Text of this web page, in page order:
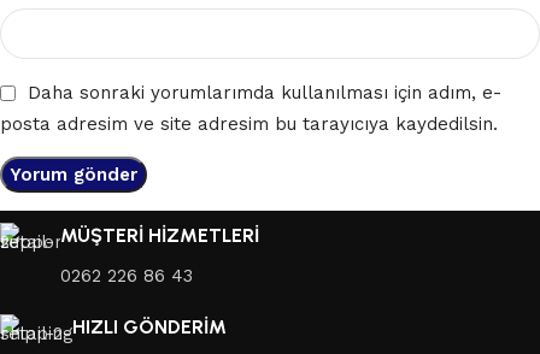
Daha sonraki yorumlarımda kullanılması için adım, e-
posta adresim ve site adresim bu tarayıcıya kaydedilsin.
MÜŞTERİ HİZMETLERİ
0262 226 86 43
HIZLI GÖNDERİM